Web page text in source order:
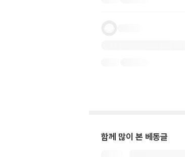
함께 많이 본 베동글